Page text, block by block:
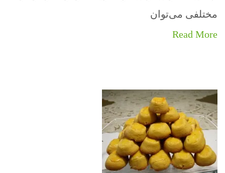
مختلفی می‌توان
Read More